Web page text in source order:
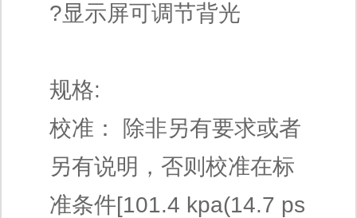
?显示屏可调节背光
规格:
校准： 除非另有要求或者
另有说明，否则校准在标
准条件[101.4 kpa(14.7 ps